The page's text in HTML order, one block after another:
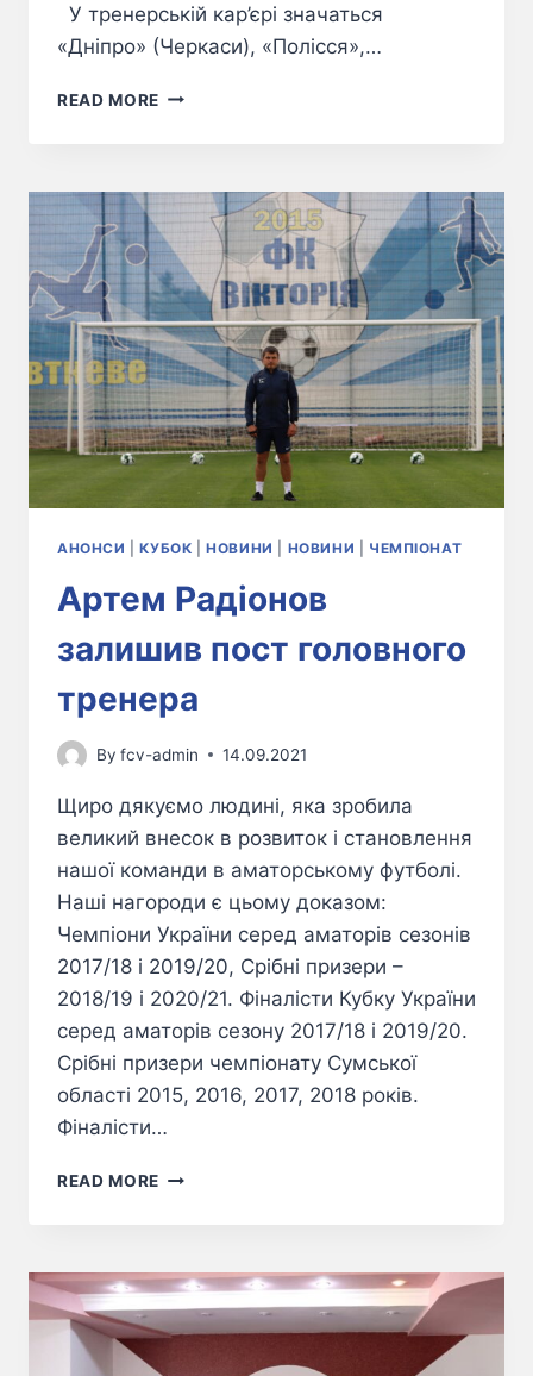
У тренерській кар’єрі значаться
«Дніпро» (Черкаси), «Полісся»,…
READ MORE
АНОНСИ |КУБОК |НОВИНИ НОВИНИ ЧЕМПІОНАТ
Артем Радіонов
залишив пост головного
тренера
By fcv-admin 14.09.2021
Щиро дякуємо людині, яка зробила
великий внесок в розвиток і становлення
нашої команди в аматорському футболі.
Наші нагороди є цьому доказом:
Чемпіони України серед аматорів сезонів
2017/18 і 2019/20, Срібні призери –
2018/19 і 2020/21. Фіналісти Кубку України
серед аматорів сезону 2017/18 і 2019/20.
Срібні призери чемпіонату Сумської
області 2015, 2016, 2017, 2018 років.
Фіналісти…
READ MORE